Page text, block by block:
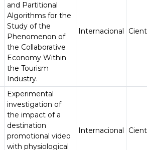
and Partitional
Algorithms for the
Study of the
Phenomenon of
the Collaborative
Economy Within
the Tourism
Industry.
Internacional
Experimental
investigation of
the impact of a
destination
promotional video
with physiological
Internacional